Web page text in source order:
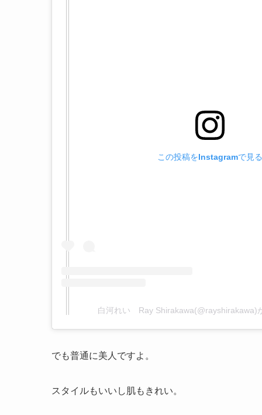
この投稿をInstagramで見る
白河れい Ray Shirakawa(@rayshirakawa)
でも普通に美人ですよ。
スタイルもいいし肌もきれい。